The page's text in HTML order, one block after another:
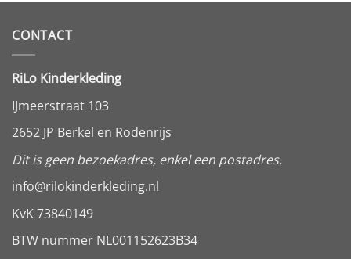
CONTACT
RiLo Kinderkleding
IJmeerstraat 103
2652 JP Berkel en Rodenrijs
Dit is geen bezoekadres, enkel een postadres.
info@rilokinderkleding.nl
KvK 73840149
BTW nummer NL001152623B34